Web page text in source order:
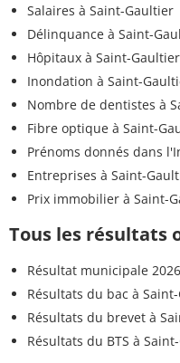
Salaires à Saint-Gaultier
Délinquance à Saint-
Hôpitaux à Saint-Gaultier
Inondation à Saint-
Nombre de dentistes à
Fibre optique à Saint-
Prénoms donnés dans
Entreprises à Saint-
Prix immobilier à Saint-
Tous les résultats
Résultat municipale
Résultats du bac à
Résultats du brevet à
Résultats du BTS à